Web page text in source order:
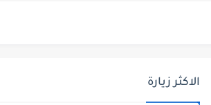
الاكثر زيارة